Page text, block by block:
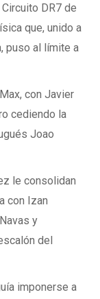
DR7 de
que, unido a
puso al límite a
con Javier
cediendo la
Joao
le consolidan
con Izan
y
del
imponerse a